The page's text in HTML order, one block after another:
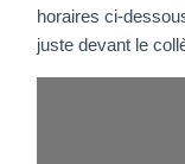
horaires ci-
juste devant le